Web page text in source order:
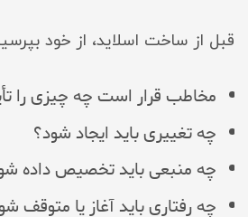
قبل از ساخت اسلاید، از خود
مخاطب قرار است چه چیزی را
چه تغییری باید ایجاد شود؟
چه منبعی باید تخصیص داده
چه رفتاری باید آغاز یا متوقف